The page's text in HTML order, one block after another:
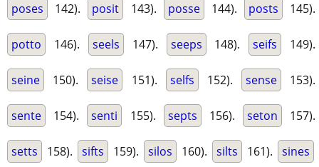
poses 142). posit 143). posse 144). posts 145).
potto 146). seels 147). seeps 148). seifs 149).
seine 150). seise 151). selfs 152). sense 153).
sente 154). senti 155). septs 156). seton 157).
setts 158). sifts 159). silos 160). silts 161). sines